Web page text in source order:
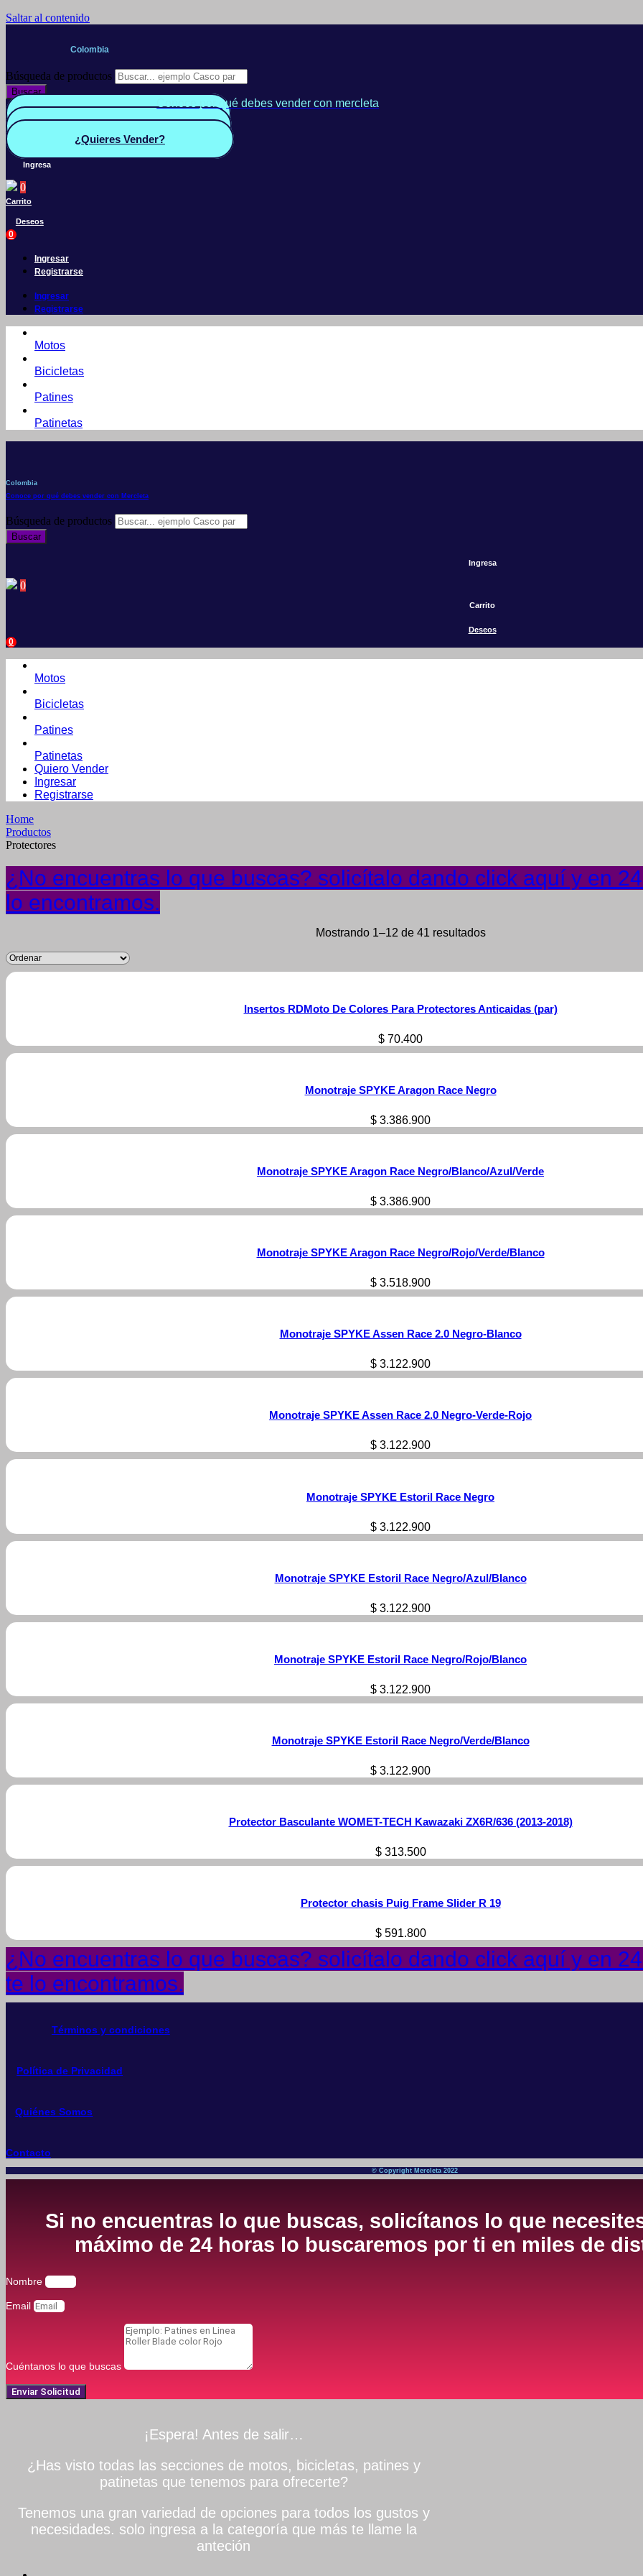
Saltar al contenido
Colombia
Búsqueda de productos
Buscar
Conoce por qué debes vender con mercleta
¿Quieres Vender?
Ingresa
0
Carrito
Deseos
0
Ingresar
Registrarse
Ingresar
Registrarse
Motos
Bicicletas
Patines
Patinetas
Colombia
Conoce por qué debes vender con Mercleta
Búsqueda de productos
Buscar
Ingresa
0
Carrito
Deseos
0
Motos
Bicicletas
Patines
Patinetas
Quiero Vender
Ingresar
Registrarse
Home
Productos
Protectores
¿No encuentras lo que buscas? solicítalo dando click aquí y en
lo encontramos.
Mostrando 1–12 de 41 resultados
Insertos RDMoto De Colores Para Protectores Anticaidas (par)
$ 70.400
Monotraje SPYKE Aragon Race Negro
$ 3.386.900
Monotraje SPYKE Aragon Race Negro/Blanco/Azul/Verde
$ 3.386.900
Monotraje SPYKE Aragon Race Negro/Rojo/Verde/Blanco
$ 3.518.900
Monotraje SPYKE Assen Race 2.0 Negro-Blanco
$ 3.122.900
Monotraje SPYKE Assen Race 2.0 Negro-Verde-Rojo
$ 3.122.900
Monotraje SPYKE Estoril Race Negro
$ 3.122.900
Monotraje SPYKE Estoril Race Negro/Azul/Blanco
$ 3.122.900
Monotraje SPYKE Estoril Race Negro/Rojo/Blanco
$ 3.122.900
Monotraje SPYKE Estoril Race Negro/Verde/Blanco
$ 3.122.900
Protector Basculante WOMET-TECH Kawazaki ZX6R/636 (2013-2018)
$313.500
Protector chasis Puig Frame Slider R 19
$591.800
¿No encuentras lo que buscas? solicítalo dando click aquí y en
te lo encontramos.
Términos y condiciones
Política de Privacidad
Quiénes Somos
Contacto
© Copyright Mercleta 2022
Si no encuentras lo que buscas, solicítanos lo que
máximo de 24 horas lo buscaremos por ti en miles de
Nombre
Email
Cuéntanos lo que buscas
Enviar Solicitud
¡Espera! Antes de salir…
¿Has visto todas las secciones de motos, bicicletas, patines y
patinetas que tenemos para ofrecerte?
Tenemos una gran variedad de opciones para todos los gustos y
necesidades. solo ingresa a la categoría que más te llame la
anteción